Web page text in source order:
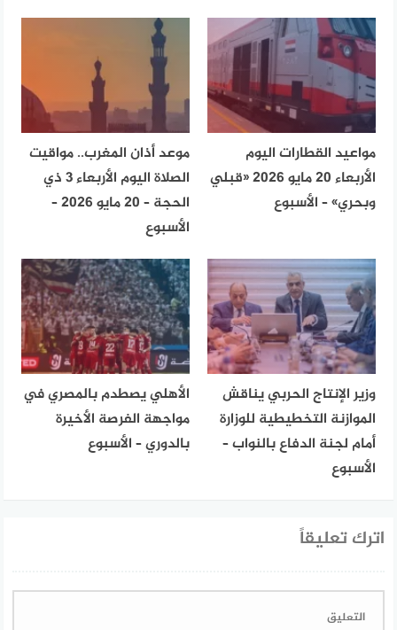
مواعيد القطارات اليوم
الأربعاء 20 مايو 2026 «قبلي
وبحري» – الأسبوع
موعد أذان المغرب.. مواقيت
الصلاة اليوم الأربعاء 3 ذي
الحجة – 20 مايو 2026 –
الأسبوع
وزير الإنتاج الحربي يناقش
الموازنة التخطيطية للوزارة
أمام لجنة الدفاع بالنواب –
الأسبوع
الأهلي يصطدم بالمصري في
مواجهة الفرصة الأخيرة
بالدوري – الأسبوع
اترك تعليقاً